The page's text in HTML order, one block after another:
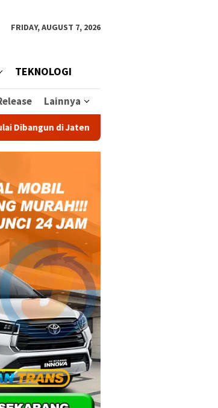
FRIDAY, AUGUST 7, 2026
TEKNOLOGI
Lainnya
di Jateng, Investasi Rp 1,2 Triliun Dongkrak